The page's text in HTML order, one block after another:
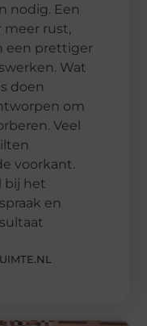
nodig. Een
meer rust,
een prettiger
Wat
doen
om
Veel
voorkant.
bij het
en